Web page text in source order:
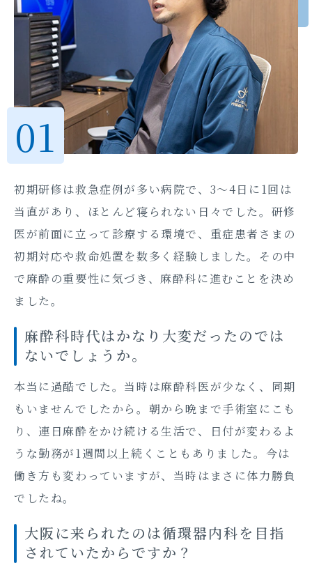
初期研修は救急症例が多い病院で、3～4日に1回は
当直があり、ほとんど寝られない日々でした。研修
医が前面に立って診療する環境で、重症患者さまの
初期対応や救命処置を数多く経験しました。その中
で麻酔の重要性に気づき、麻酔科に進むことを決め
ました。
麻酔科時代はかなり大変だったのでは
ないでしょうか。
本当に過酷でした。当時は麻酔科医が少なく、同期
もいませんでしたから。朝から晩まで手術室にこも
り、連日麻酔をかけ続ける生活で、日付が変わるよ
うな勤務が1週間以上続くこともありました。今は
働き方も変わっていますが、当時はまさに体力勝負
でしたね。
大阪に来られたのは循環器内科を目指
されていたからですか？